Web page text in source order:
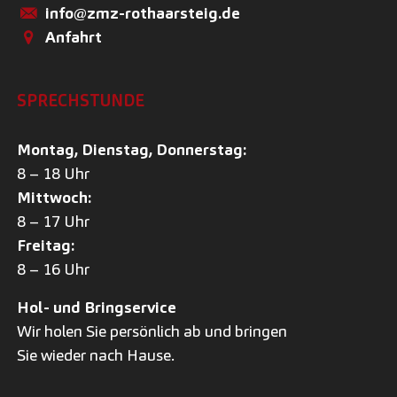
info@zmz-rothaarsteig.de
Anfahrt
SPRECHSTUNDE
Montag, Dienstag, Donnerstag:
8 – 18 Uhr
Mittwoch:
8 – 17 Uhr
Freitag:
8 – 16 Uhr
Hol- und Bringservice
Wir holen Sie persönlich ab und bringen
Sie wieder nach Hause.